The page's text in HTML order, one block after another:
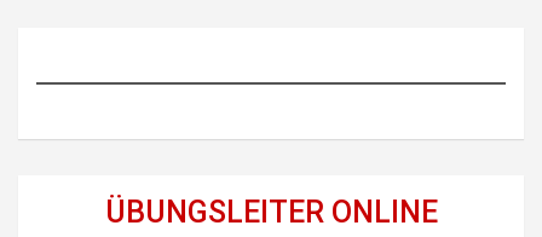
ÜBUNGSLEITER ONLINE